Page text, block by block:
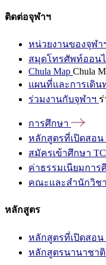
ติดต่อจุฬาฯ
หน่วยงานของจุฬา
สมุดโทรศัพท์ออน
Chula Map Chula
แผนที่และการเดิน
ร่วมงานกับจุฬาฯ
การศึกษา
หลักสูตรที่เปิดสอน
สมัครเข้าศึกษา
ค่าธรรมเนียมการ
คณะและสำนักวิชา
หลักสูตร
หลักสูตรที่เปิดสอน
หลักสูตรนานาชาติ